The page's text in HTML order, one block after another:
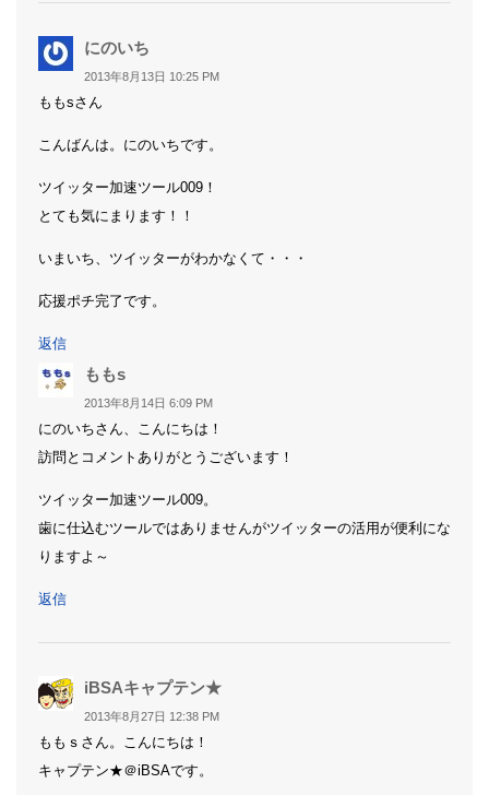
にのいち
り:
2013年8月13日 10:25 PM
ももsさん
こんばんは。にのいちです。
ツイッター加速ツール009！
とても気にまります！！
いまいち、ツイッターがわかなくて・・・
応援ポチ完了です。
返信
ももs
り:
2013年8月14日 6:09 PM
にのいちさん、こんにちは！
訪問とコメントありがとうございます！
ツイッター加速ツール009。
歯に仕込むツールではありませんがツイッターの活用が便利にな
りますよ～
返信
iBSAキャプテン★
2013年8月27日 12:38 PM
ももｓさん。こんにちは！
キャプテン★＠iBSAです。